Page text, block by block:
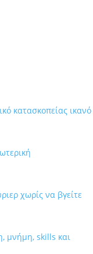
κατασκοπείας ικανό
χωρίς να βγείτε
μνήμη, skills και